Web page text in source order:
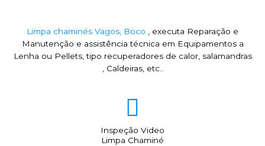
Limpa chaminés Vagos, Boco , executa Reparação e
Manutenção e assistência técnica em Equipamentos a
Lenha ou Pellets, tipo recuperadores de calor, salamandras
, Caldeiras, etc..
Inspeção Video
Limpa Chaminé